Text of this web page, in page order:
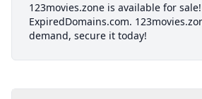
123movies.zone is available for
ExpiredDomains.com.
demand, secure it today!